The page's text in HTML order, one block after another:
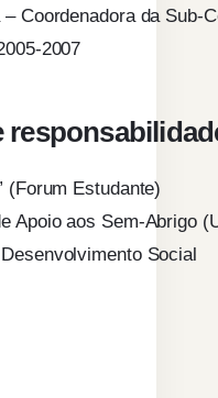
Coordenadora da Sub-
2007
(Forum Estudante)
Apoio aos Sem-Abrigo
Social